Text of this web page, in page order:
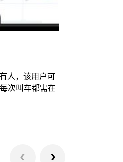
人，该用户可
次叫车都需在